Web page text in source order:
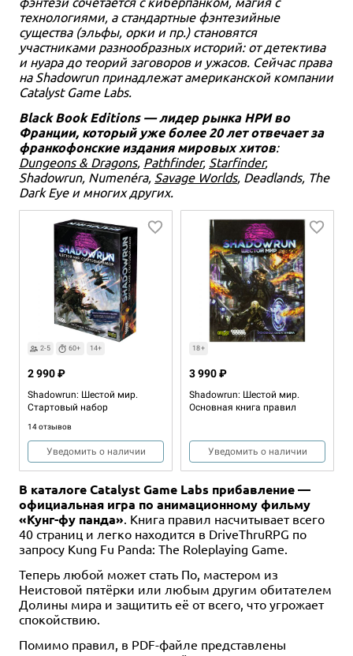
технологиями, а стандартные фэнтезийные
существа (эльфы, орки и пр.) становятся
участниками разнообразных историй: от детектива
и нуара до теорий заговоров и ужасов. Сейчас права
на Shadowrun принадлежат американской компании
Catalyst Game Labs.
Black Book Editions — лидер рынка НРИ во
Франции, который уже более 20 лет отвечает за
франкофонские издания мировых хитов:
Dungeons & Dragons, Pathfinder, Starfinder,
Shadowrun, Numenéra, Savage Worlds, Deadlands, The
Dark Eye и многих других.
2-5 60+ 14+
Shadowrun: Шестой мир.
Стартовый набор
14 отзывов
2 990 ₽
Уведомить о наличии
18+
Shadowrun: Шестой мир.
Основная книга правил
3 990 ₽
Уведомить о наличии
Дополнение 18+ 18+
Дополнение Дополнение
12+ Дополнение 18+
Дополнение 18+ Дополнение 18+
Дополнение 18+ Дополнение 18+
Дополнение 18+
В каталоге Catalyst Game Labs прибавление —
официальная игра по анимационному фильму
«Кунг-фу панда». Книга правил насчитывает всего
40 страниц и легко находится в DriveThruRPG по
запросу Kung Fu Panda: The Roleplaying Game.
Теперь любой может стать По, мастером из
Неистовой пятёрки или любым другим обитателем
Долины мира и защитить её от всего, что угрожает
спокойствию.
Помимо правил, в PDF-файле представлены